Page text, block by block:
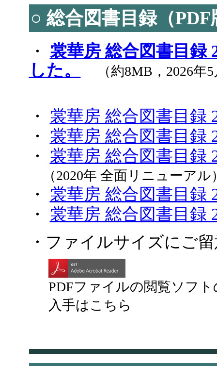
○ 総合図書目録（
・ 裳華房 総合図書目録
した。
（約8MB，2026年
・ 裳華房 総合図書目録
・ 裳華房 総合図書目録
・ 裳華房 総合図書目録
（2020年 全面リニューアル
・ 裳華房 総合図書目録
・ 裳華房 総合図書目録
・ファイルサイズにご
PDFファイルの閲覧ソフト
入手はこちら